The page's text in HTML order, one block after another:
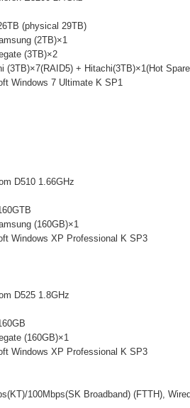
(physical 29TB)
+ Hitachi(3TB)×1(Hot
Windows 7 Ultimate K SP1
D510 1.66GHz
Windows XP Professional K SP3
D525 1.8GHz
Windows XP Professional K SP3
100Mbps(SK Broadband) (FTTH),